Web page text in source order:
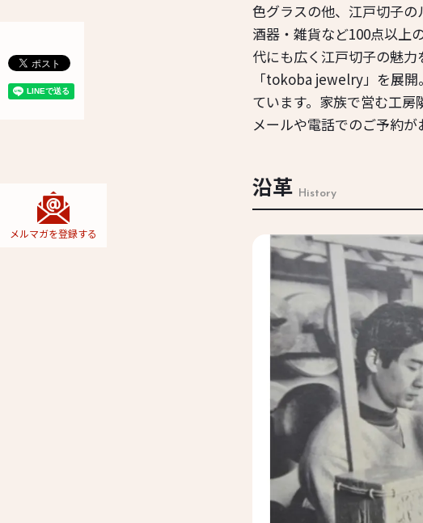
メルマガを登録する
色グラスの他、江戸切子
酒器・雑貨など100点以上
代にも広く江戸切子の魅
「tokoba jewelry」を展
ています。家族で営む工
メールや電話でのご予約が
沿革 History